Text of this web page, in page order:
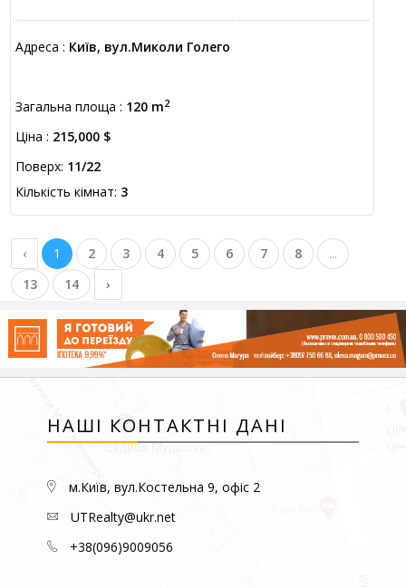
Адреса : Київ, вул.Миколи Голего
Загальна площа : 120 m2
Ціна : 215,000 $
Поверх: 11/22
Кількість кімнат: 3
‹ 1 2 3 4 5 6 7 8
...
13
14 ›
НАШІ КОНТАКТНІ ДАНІ
м.Київ, вул.Костельна 9, офіс 2
UTRealty@ukr.net
+38(096)9009056